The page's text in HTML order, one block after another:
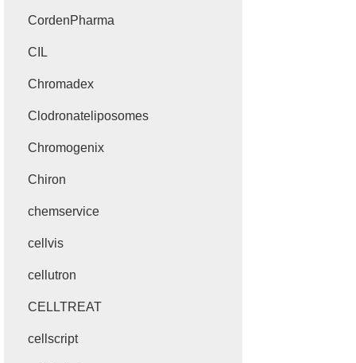
CordenPharma
CIL
Chromadex
Clodronateliposomes
Chromogenix
Chiron
chemservice
cellvis
cellutron
CELLTREAT
cellscript